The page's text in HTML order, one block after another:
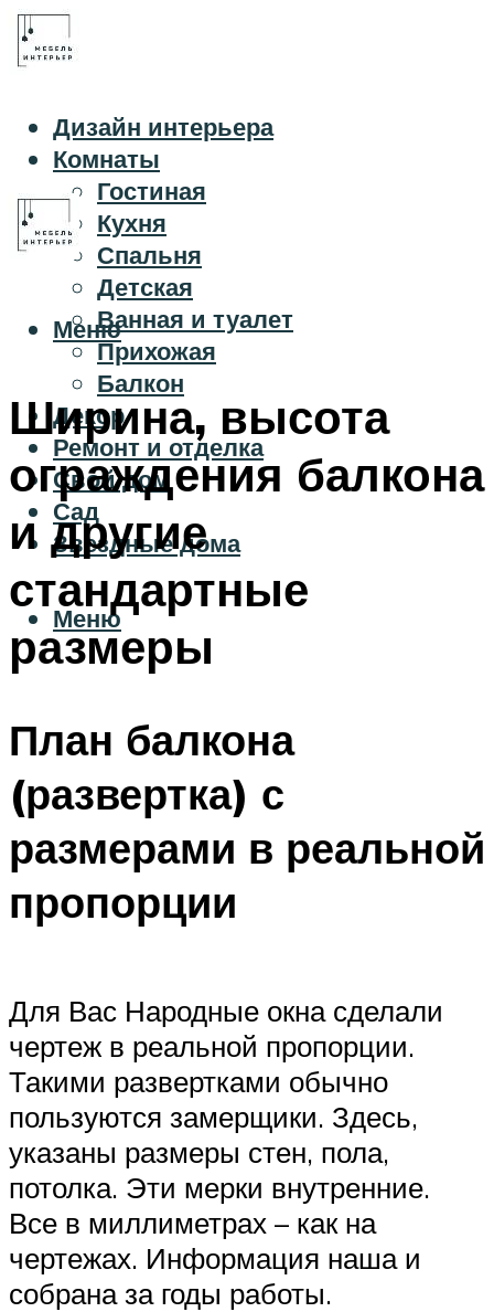
Дизайн интерьера
Комнаты
Гостиная
Кухня
Спальня
Детская
Ванная и туалет
Прихожая
Балкон
Декор
Ремонт и отделка
Свой дом
Сад
Звездные дома
Меню
Меню
Ширина, высота
ограждения балкона
и другие
стандартные
размеры
План балкона
(развертка) с
размерами в реальной
пропорции
Для Вас Народные окна сделали
чертеж в реальной пропорции.
Такими развертками обычно
пользуются замерщики. Здесь,
указаны размеры стен, пола,
потолка. Эти мерки внутренние.
Все в миллиметрах – как на
чертежах. Информация наша и
собрана за годы работы.